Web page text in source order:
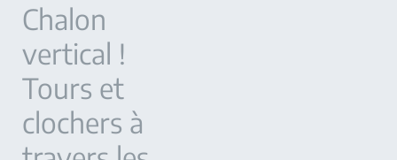
Chalon
vertical !
Tours et
clochers à